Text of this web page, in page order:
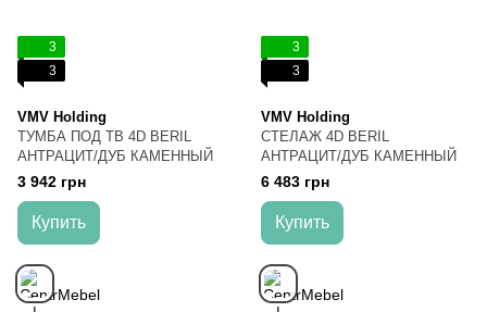
3
3
VMV Holding
ТУМБА ПОД ТВ 4D BERIL
АНТРАЦИТ/ДУБ КАМЕННЫЙ
3 942 грн
Купить
3
3
VMV Holding
СТЕЛАЖ 4D BERIL
АНТРАЦИТ/ДУБ КАМЕННЫЙ
6 483 грн
Купить